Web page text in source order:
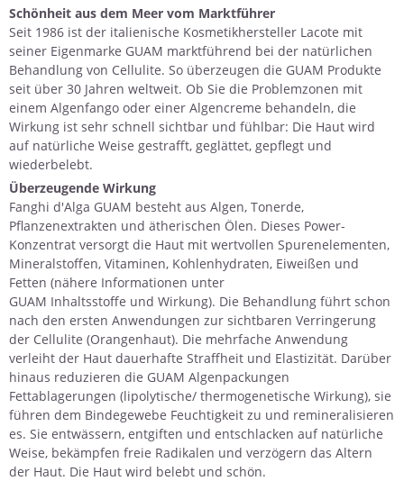
Schönheit aus dem Meer vom Marktführer
Seit 1986 ist der italienische Kosmetikhersteller Lacote mit
seiner Eigenmarke GUAM marktführend bei der natürlichen
Behandlung von Cellulite. So überzeugen die GUAM Produkte
seit über 30 Jahren weltweit. Ob Sie die Problemzonen mit
einem Algenfango oder einer Algencreme behandeln, die
Wirkung ist sehr schnell sichtbar und fühlbar: Die Haut wird
auf natürliche Weise gestrafft, geglättet, gepflegt und
wiederbelebt.
Überzeugende Wirkung
Fanghi d'Alga GUAM besteht aus Algen, Tonerde,
Pflanzenextrakten und ätherischen Ölen. Dieses Power-
Konzentrat versorgt die Haut mit wertvollen Spurenelementen,
Mineralstoffen, Vitaminen, Kohlenhydraten, Eiweißen und
Fetten (nähere Informationen unter
GUAM Inhaltsstoffe und Wirkung). Die Behandlung führt schon
nach den ersten Anwendungen zur sichtbaren Verringerung
der Cellulite (Orangenhaut). Die mehrfache Anwendung
verleiht der Haut dauerhafte Straffheit und Elastizität. Darüber
hinaus reduzieren die GUAM Algenpackungen
Fettablagerungen (lipolytische/ thermogenetische Wirkung), sie
führen dem Bindegewebe Feuchtigkeit zu und remineralisieren
es. Sie entwässern, entgiften und entschlacken auf natürliche
Weise, bekämpfen freie Radikalen und verzögern das Altern
der Haut. Die Haut wird belebt und schön.